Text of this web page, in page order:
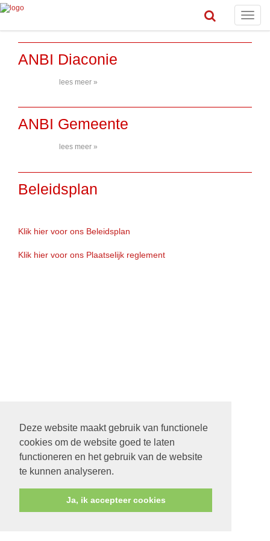
Deze website maakt gebruik van functionele
cookies om de website goed te laten
functioneren en het gebruik van de website
te kunnen analyseren.
Ja, ik accepteer cookies
Toggle
ANBI Diaconie
lees meer »
ANBI Gemeente
lees meer »
Beleidsplan
Klik hier voor ons Beleidsplan
Klik hier voor ons Plaatselijk reglement